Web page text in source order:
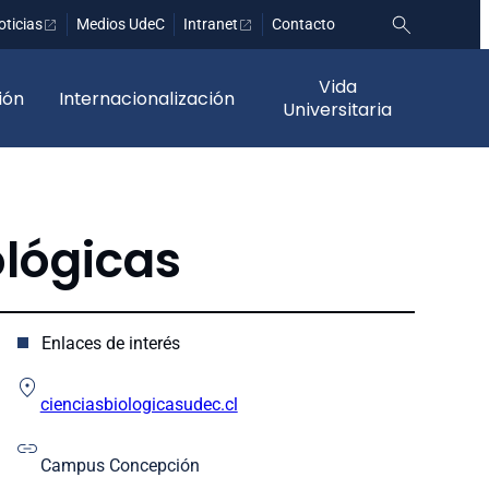
Medios UdeC Intranet Contacto
Internacionalización
Vida
Universitaria
Enlaces de interés
cienciasbiologicasudec.cl
Campus Concepción